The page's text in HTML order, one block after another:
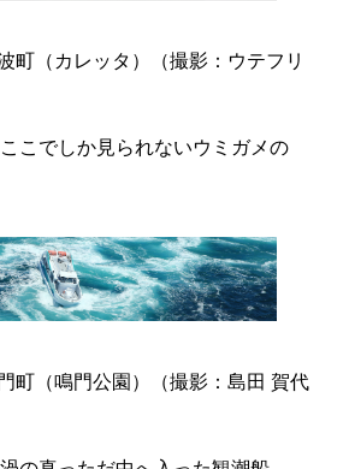
町（カレッタ）（撮影：ウテフリ
こでしか見られないウミガメの
町（鳴門公園）（撮影：島田 賀代